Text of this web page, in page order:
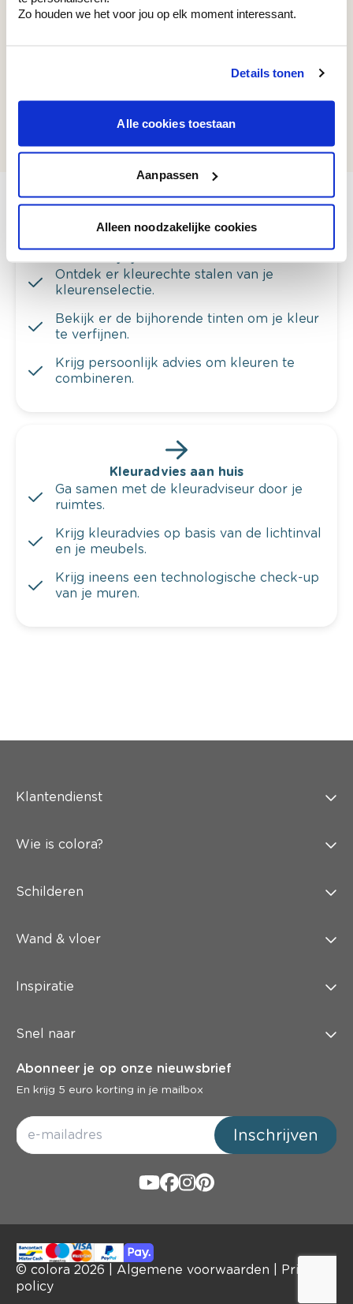
Zo houden we het voor jou op elk moment interessant.
Details tonen
Alle cookies toestaan
Aanpassen
Alleen noodzakelijke cookies
Spiritual White
Ontdek er kleurechte stalen van je
kleurenselectie.
Bekijk er de bijhorende tinten om je kleur
te verfijnen.
Krijg persoonlijk advies om kleuren te
combineren.
Kleuradvies aan huis
Ga samen met de kleuradviseur door je
ruimtes.
Krijg kleuradvies op basis van de lichtinval
en je meubels.
Krijg ineens een technologische check-up
van je muren.
Klantendienst
Wie is colora?
Schilderen
Wand & vloer
Inspiratie
Snel naar
Abonneer je op onze nieuwsbrief
En krijg 5 euro korting in je mailbox
Inschrijven
© colora 2026 Algemene voorwaarden
Privacy
policy